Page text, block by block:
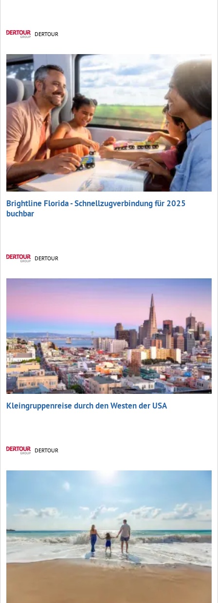
DERTOUR
Brightline Florida - Schnellzugverbindung für 2025
buchbar
DERTOUR
Kleingruppenreise durch den Westen der USA
DERTOUR